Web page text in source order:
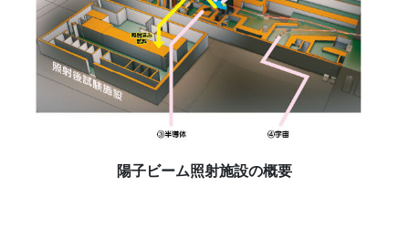
陽子ビーム照射施設の概要